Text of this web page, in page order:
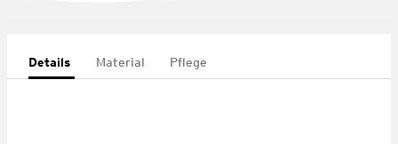
Details Material Pflege